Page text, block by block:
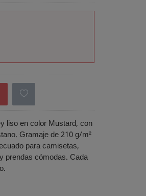
liso en color Mustard, con
Gramaje de 210 g/m²
para camisetas,
prendas cómodas. Cada